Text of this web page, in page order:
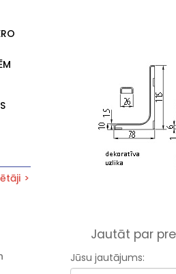
Jautāt par
Jūsu jautājums: